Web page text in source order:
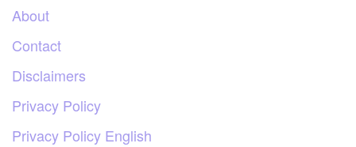
About
Contact
Disclaimers
Privacy Policy
Privacy Policy English